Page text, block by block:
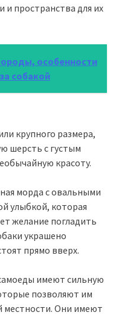
и пространства для их
особенности
собакой
крупного размера,
шерсть с густым
красоту.
морда с овальными
улыбкой, которая
желание погладить
украшено
прямо вверх.
имеют сильную
позволяют им
местности. Они имеют